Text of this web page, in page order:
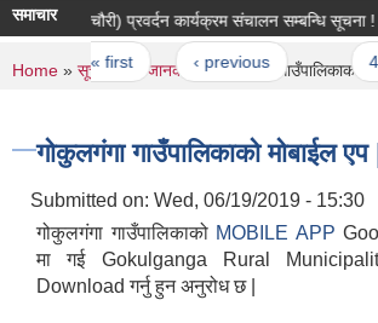
समाचारयाक(चौरी) प्रवर्दन कार्यक्रम संचालन सम्बन्धि सूचना !
Pages
« first ‹ previous … 4
You are here
Home » सूचना तथा जानकारी » गोकुलगंगा गाउँपालिकाको
गोकुलगंगा गाउँपालिकाको मोबाईल एप |
Submitted on: Wed, 06/19/2019 - 15:30
गोकुलगंगा गाउँपालिकाको MOBILE APP
मा गई Gokulganga Rural
Download गर्नु हुन अनुरोध छ |